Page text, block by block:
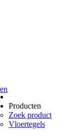
Producten
Zoek product
Vloertegels